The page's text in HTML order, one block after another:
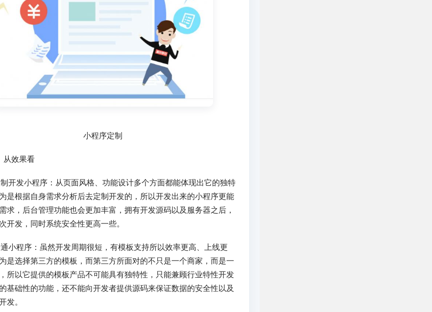
小程序定制
效果看
发小程序：从页面风格、功能设计多个方面都能体现出它的独特
是根据自身需求分析后去定制开发的，所以开发出来的小程序更能
求，后台管理功能也会更加丰富，拥有开发源码以及服务器之后，
开发，同时系统安全性更高一些。
程序：虽然开发周期很短，有模板支持所以效率更高、上线更
是选择第三方的模板，而第三方所面对的不只是一个商家，而是一
所以它提供的模板产品不可能具有独特性，只能兼顾行业特性开发
基础性的功能，还不能向开发者提供源码来保证数据的安全性以及
发。